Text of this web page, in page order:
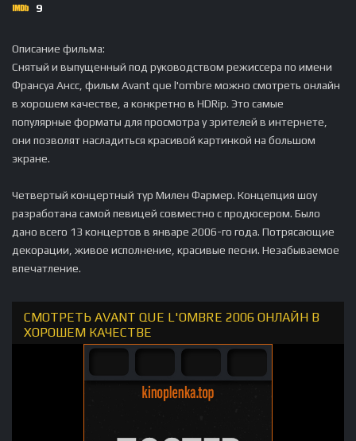
9
Описание фильма:
Снятый и выпущенный под руководством режиссера по имени
Франсуа Ансс, фильм Avant que l'ombre можно смотреть онлайн
в хорошем качестве, а конкретно в HDRip. Это самые
популярные форматы для просмотра у зрителей в интернете,
они позволят насладиться красивой картинкой на большом
экране.
Четвертый концертный тур Милен Фармер. Концепция шоу
разработана самой певицей совместно с продюсером. Было
дано всего 13 концертов в январе 2006-го года. Потрясающие
декорации, живое исполнение, красивые песни. Незабываемое
впечатление.
СМОТРЕТЬ AVANT QUE L'OMBRE 2006 ОНЛАЙН В
ХОРОШЕМ КАЧЕСТВЕ